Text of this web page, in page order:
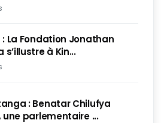
: La Fondation Jonathan
s’illustre à Kin...
: Benatar Chilufya
une parlementaire ...